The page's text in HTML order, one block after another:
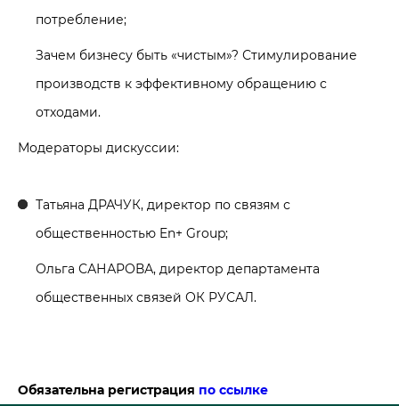
потребление;
Зачем бизнесу быть «чистым»? Стимулирование
производств к эффективному обращению с
отходами.
Модераторы дискуссии:
Татьяна ДРАЧУК, директор по связям с
общественностью En+ Group;
Ольга САНАРОВА, директор департамента
общественных связей ОК РУСАЛ.
Обязательна регистрация по ссылке